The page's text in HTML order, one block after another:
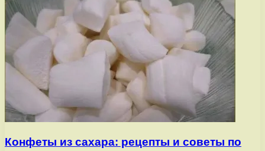
Конфеты из сахара: рецепты и советы по